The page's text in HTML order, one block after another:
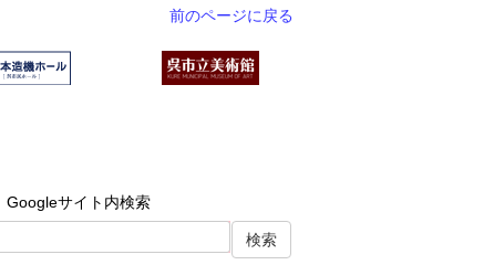
前のページに戻る
Googleサイト内検索